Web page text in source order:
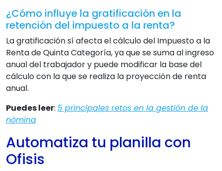
¿Cómo influye la gratificación en la
retención del impuesto a la renta?
La gratificación sí afecta el cálculo del Impuesto a la
Renta de Quinta Categoría, ya que se suma al ingreso
anual del trabajador y puede modificar la base del
cálculo con la que se realiza la proyección de renta
anual.
Puedes leer: 5 principales retos en la gestión de la
nómina
Automatiza tu planilla con
Ofisis